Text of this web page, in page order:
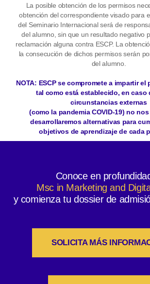
La posible obtención de los permisos
obtención del correspondiente visado para
del Seminario Internacional será de
del alumno, sin que un resultado negativo
reclamación alguna contra ESCP. La
la consecución de dichos permisos serán
del alumno.
NOTA: ESCP se compromete a impartir
tal como está establecido, en caso
circunstancias externas
(como la pandemia COVID-19) no
desarrollaremos alternativas para
objetivos de aprendizaje de cada
Conoce en
Msc in Marketing and
y comienza tu dossier de
SOLICITA MÁS